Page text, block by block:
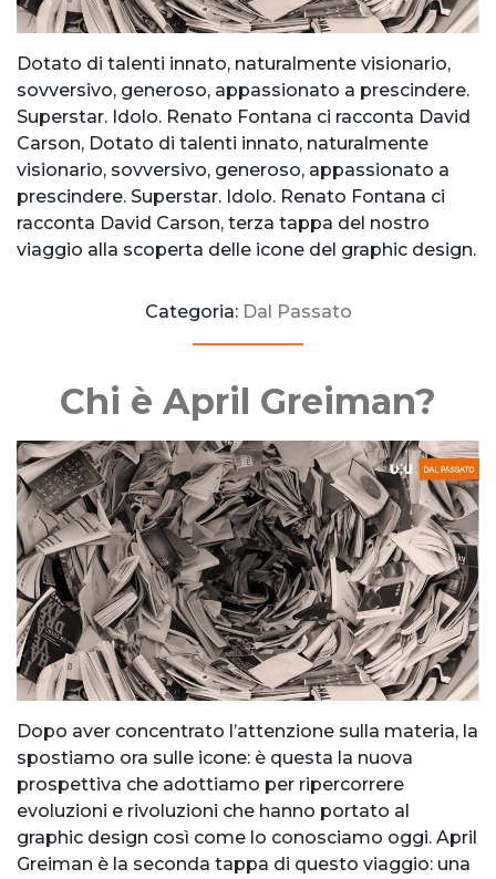
Dotato di talenti innato, naturalmente visionario,
sovversivo, generoso, appassionato a prescindere.
Superstar. Idolo. Renato Fontana ci racconta David
Carson, Dotato di talenti innato, naturalmente
visionario, sovversivo, generoso, appassionato a
prescindere. Superstar. Idolo. Renato Fontana ci
racconta David Carson, terza tappa del nostro
viaggio alla scoperta delle icone del graphic design.
Categoria: Dal Passato
Chi è April Greiman?
Dopo aver concentrato l’attenzione sulla materia, la
spostiamo ora sulle icone: è questa la nuova
prospettiva che adottiamo per ripercorrere
evoluzioni e rivoluzioni che hanno portato al
graphic design così come lo conosciamo oggi. April
Greiman è la seconda tappa di questo viaggio: una